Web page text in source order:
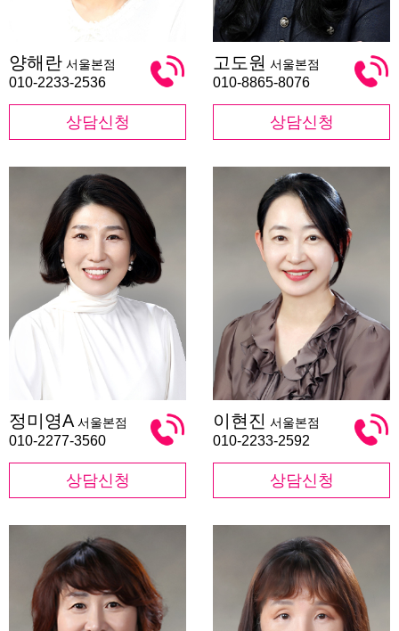
해
란
양해란 서울본점
010-2233-2536
상담신청
도
원
고도원 서울본점
010-8865-8076
상담신청
미
영
정미영A 서울본점
010-2277-3560
상담신청
현
진
이현진 서울본점
010-2233-2592
상담신청